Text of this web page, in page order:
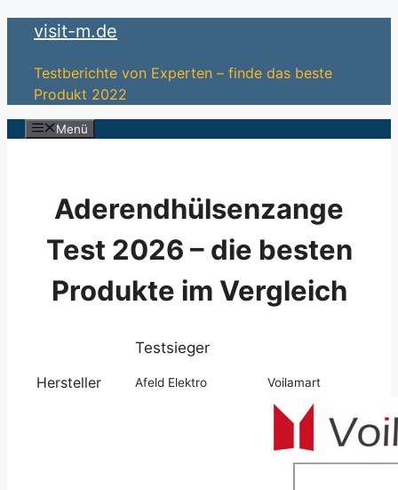
Zum
springen
visit-m.de
Testberichte von Experten – finde das beste
Produkt 2022
Menü
Aderendhülsenzange
Test 2026 – die besten
Produkte im Vergleich
Testsieger
Hersteller
Afeld Elektro Voilamart